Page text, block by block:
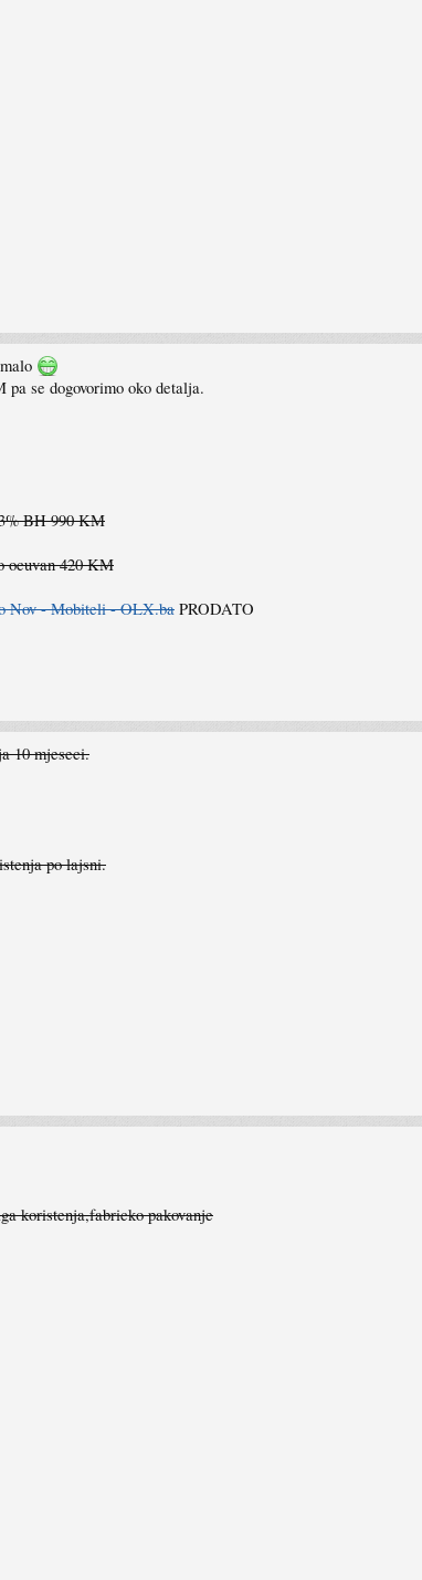
se dogovorimo oko detalja.
BH 990 KM
ocuvan 420 KM
Nov - Mobiteli - OLX.ba PRODATO
10 mjeseci.
po lajsni.
koristenja,fabricko pakovanje